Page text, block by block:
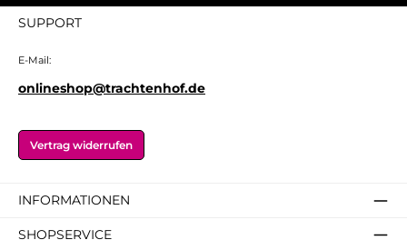
SUPPORT
E-Mail:
onlineshop@trachtenhof.de
Vertrag widerrufen
INFORMATIONEN
SHOPSERVICE